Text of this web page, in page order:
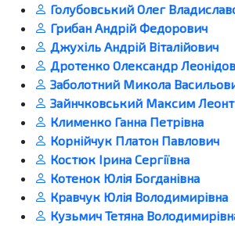
Голубовський Олег
Грибан Андрій Федорович
Джухіль Андрій Віталійович
Дротенко Олександр
Заболотний Микола
Зайнчковський Максим
Клименко Ганна Петрівна
Корнійчук Платон Павлович
Костюк Ірина Сергіївна
Котенок Юлія Богданівна
Кравчук Юлія Володимирівна
Кузьмич Тетяна